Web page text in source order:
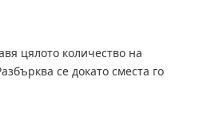
цялото количество на
се докато сместа го